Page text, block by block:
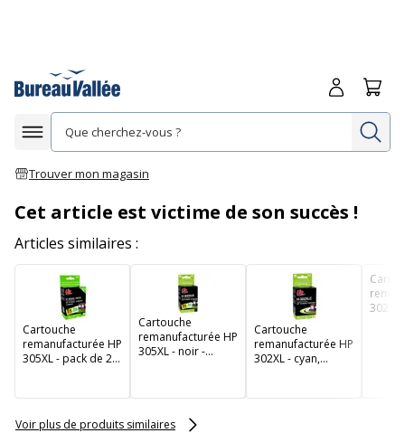
Afficher la navigation
Trouver mon magasin
Me
Cet article est victime de son succès !
Articles similaires :
Cartouche
remanufacturée HP
305XL - pack de 2 -
Uprint
Cartouche
remanufacturée HP
305XL - noir -
Cartouche
remanufacturée HP
302XL - cyan,
302XL
Voir plus de produits similaires